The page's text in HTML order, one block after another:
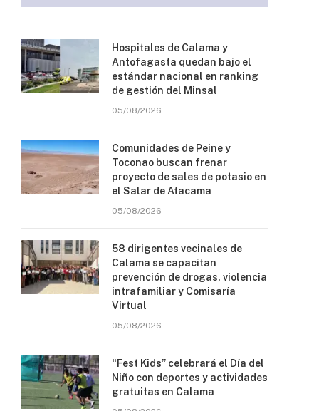
Hospitales de Calama y
Antofagasta quedan bajo el
estándar nacional en ranking
de gestión del Minsal
05/08/2026
Comunidades de Peine y
Toconao buscan frenar
proyecto de sales de potasio en
el Salar de Atacama
05/08/2026
58 dirigentes vecinales de
Calama se capacitan
prevención de drogas, violencia
intrafamiliar y Comisaría
Virtual
05/08/2026
“Fest Kids” celebrará el Día del
Niño con deportes y actividades
gratuitas en Calama